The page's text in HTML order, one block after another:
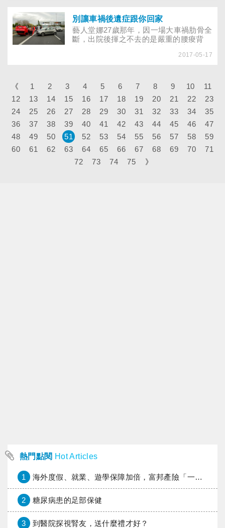
別讓車禍後遺症跟你回家
藝人堂娜27歲那年，因一場大車禍肋骨全
斷，出院後揮之不去的是嚴重的腰痠背
時，是否也深怕意外忽然上門？當意外真
跟你回家！
2017-05-17
《 1 2 3 4 5 6 7 8 9 10
11
12
13 14 15 16 17 18 19 20 21 22
23
24
25 26 27 28 29 30 31 32 33 34
35
36
37 38 39 40 41 42 43 44 45 46
47
48
49 50 51 52 53 54 55 56 57 58
59
60
61 62 63 64 65 66 67 68 69 70
71
72
73 74 75 》
熱門點閱 Hot Articles
1 海外度假、就業、遊學保障加倍，富邦產險「一期逐夢」專案加碼遠距醫療與緊急救援
2 糖尿病患的足部保健
3 到醫院探視腎友，送什麼禮才好？